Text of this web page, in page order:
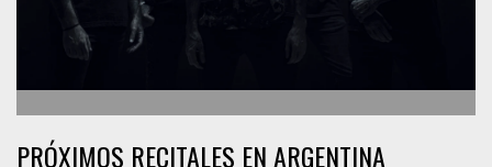
PRÓXIMOS RECITALES EN ARGENTINA